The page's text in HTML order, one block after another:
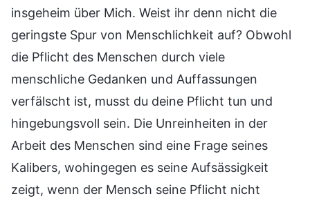
insgeheim über Mich. Weist ihr denn nicht die
geringste Spur von Menschlichkeit auf? Obwohl
die Pflicht des Menschen durch viele
menschliche Gedanken und Auffassungen
verfälscht ist, musst du deine Pflicht tun und
hingebungsvoll sein. Die Unreinheiten in der
Arbeit des Menschen sind eine Frage seines
Kalibers, wohingegen es seine Aufsässigkeit
zeigt, wenn der Mensch seine Pflicht nicht